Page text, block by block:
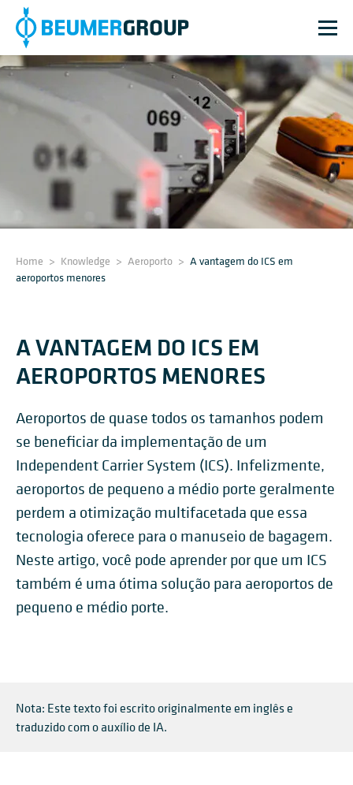
Home > Knowledge > Aeroporto > A vantagem do ICS em
aeroportos menores
A VANTAGEM DO ICS EM
AEROPORTOS MENORES
Aeroportos de quase todos os tamanhos podem
se beneficiar da implementação de um
Independent Carrier System (ICS). Infelizmente,
aeroportos de pequeno a médio porte geralmente
perdem a otimização multifacetada que essa
tecnologia oferece para o manuseio de bagagem.
Neste artigo, você pode aprender por que um ICS
também é uma ótima solução para aeroportos de
pequeno e médio porte.
Nota: Este texto foi escrito originalmente em inglês e
traduzido com o auxílio de IA.